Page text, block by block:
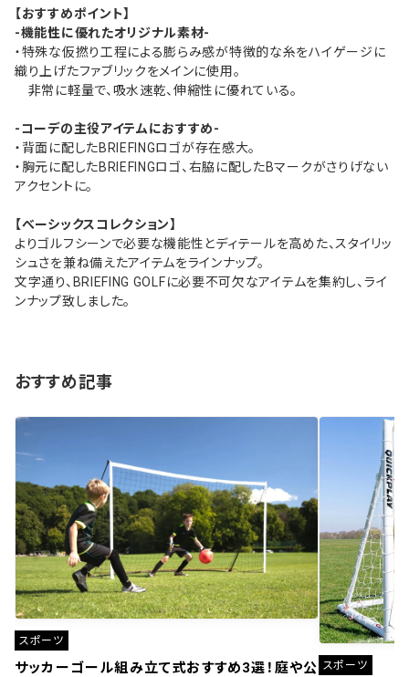
【おすすめポイント】
-機能性に優れたオリジナル素材-
・特殊な仮撚り工程による膨らみ感が特徴的な糸をハイゲージに
織り上げたファブリックをメインに使用。
非常に軽量で、吸水速乾、伸縮性に優れている。
-コーデの主役アイテムにおすすめ-
・背面に配したBRIEFINGロゴが存在感大。
・胸元に配したBRIEFINGロゴ、右脇に配したBマークがさりげない
アクセントに。
【べーシックスコレクション】
よりゴルフシーンで必要な機能性とディテールを高めた、スタイリッ
シュさを兼ね備えたアイテムをラインナップ。
文字通り、BRIEFING GOLFに必要不可欠なアイテムを集約し、ライ
ンナップ致しました。
おすすめ記事
スポーツ
サッカーゴール組み立て式おすすめ3選！庭や公 スポーツ